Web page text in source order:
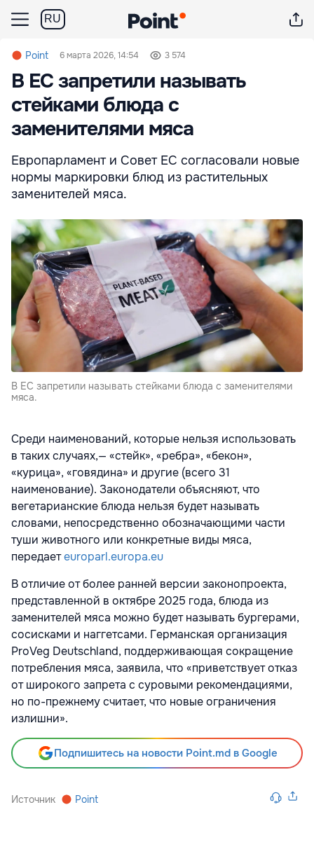
RU
Point 6 марта 2026, 14:54 3 574
В ЕС запретили называть
стейками блюда с
заменителями мяса
Европарламент и Совет ЕС согласовали новые
нормы маркировки блюд из растительных
заменителей мяса.
В ЕС запретили называть стейками блюда с заменителями
мяса.
Среди наименований, которые нельзя использовать
в таких случаях,— «стейк», «ребра», «бекон»,
«курица», «говядина» и другие (всего 31
наименование). Законодатели объясняют, что
вегетарианские блюда нельзя будет называть
словами, непосредственно обозначающими части
туши животного или конкретные виды мяса,
передаетeuroparl.europa.eu
В отличие от более ранней версии законопроекта,
представленной в октябре 2025 года, блюда из
заменителей мяса можно будет называть бургерами,
сосисками и наггетсами. Германская организация
ProVeg Deutschland, поддерживающая сокращение
потребления мяса, заявила, что «приветствует отказ
от широкого запрета с суровыми рекомендациями,
но по-прежнему считает, что новые ограничения
излишни».
Подпишитесь на новости Point.md в Google
Источник Point